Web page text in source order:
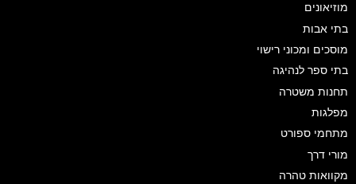
מוזיאונים
בתי אבות
מוסכים ומכוני רישוי
בתי ספר לנהיגה
תחנות משטרה
מפלגות
מתחמי ספורט
מורי דרך
מקוואות טהרה